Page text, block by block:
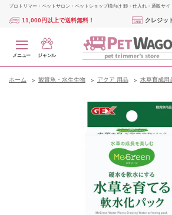
プロトリマー・ペットサロン・ペットショップ様向け 卸・仕入れ・通販サイ
11,000円以上で送料無料！ クレジッ
メニュー ジャンル
ホーム 観賞魚・水生生物 アクア 用品 水草育成用